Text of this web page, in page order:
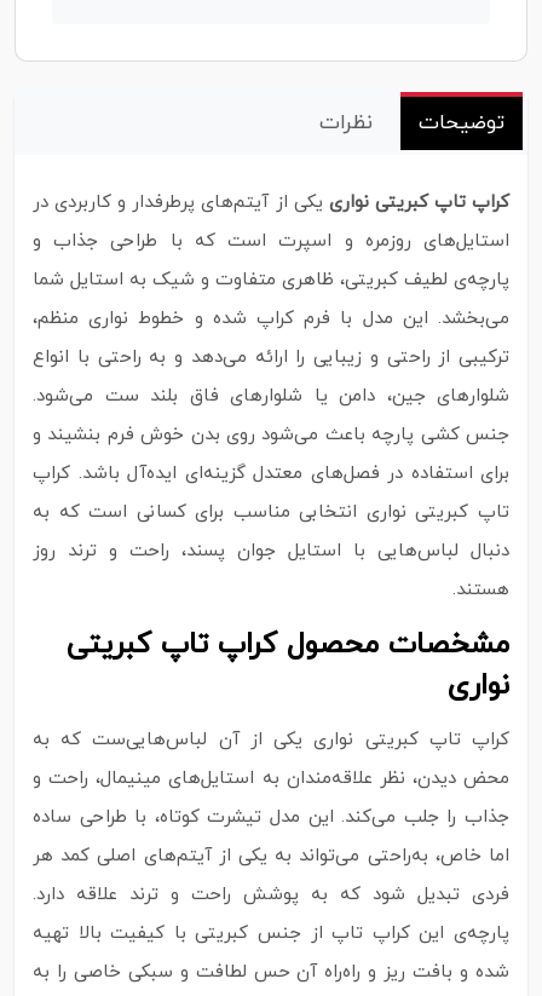
توضیحات نظرات
کراپ تاپ کبریتی نواری یکی از آیتم‌های پرطرفدار و کاربردی در
استایل‌های روزمره و اسپرت است که با طراحی جذاب و
پارچه‌ی لطیف کبریتی، ظاهری متفاوت و شیک به استایل شما
می‌بخشد. این مدل با فرم کراپ‌ شده و خطوط نواری منظم،
ترکیبی از راحتی و زیبایی را ارائه می‌دهد و به‌ راحتی با انواع
شلوارهای جین، دامن یا شلوارهای فاق‌ بلند ست می‌شود.
جنس کشی پارچه باعث می‌شود روی بدن خوش‌ فرم بنشیند و
برای استفاده در فصل‌های معتدل گزینه‌ای ایده‌آل باشد. کراپ
تاپ کبریتی نواری انتخابی مناسب برای کسانی است که به
دنبال لباس‌هایی با استایل جوان‌ پسند، راحت و ترند روز
هستند.
مشخصات محصول کراپ تاپ کبریتی
نواری
کراپ تاپ کبریتی نواری یکی از آن لباس‌هایی‌ست که به‌
محض دیدن، نظر علاقه‌مندان به استایل‌های مینیمال، راحت و
جذاب را جلب می‌کند. این مدل تیشرت کوتاه، با طراحی ساده
اما خاص، به‌راحتی می‌تواند به یکی از آیتم‌های اصلی کمد هر
فردی تبدیل شود که به پوشش راحت و ترند علاقه دارد.
پارچه‌ی این کراپ تاپ از جنس کبریتی با کیفیت بالا تهیه
شده و بافت ریز و راه‌راه آن حس لطافت و سبکی خاصی را به